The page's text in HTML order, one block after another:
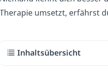
Therapie umsetzt, erfährst
Inhaltsübersicht